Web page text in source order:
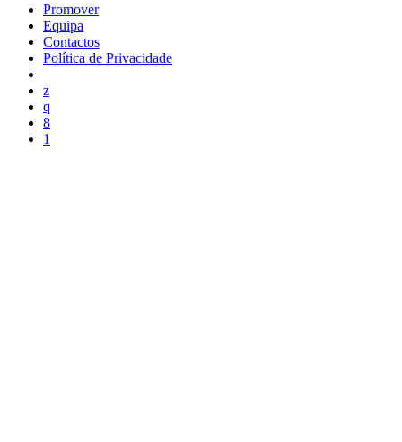
Promover
Equipa
Contactos
Política de Privacidade